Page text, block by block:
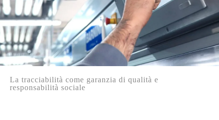
La tracciabilità come garanzia di qualità e
responsabilità sociale